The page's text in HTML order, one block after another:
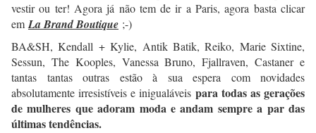
vestir ou ter! Agora já não tem de ir a Paris, agora basta clicar
emLa Brand Boutique ;-)
BA&SH, Kendall + Kylie, Antik Batik, Reiko, Marie Sixtine,
Sessun, The Kooples, Vanessa Bruno, Fjallraven, Castaner e
tantas tantas outras estão à sua espera com novidades
absolutamente irresistíveis e inigualáveis para todas as gerações
de mulheres que adoram moda e andam sempre a par das
últimas tendências.